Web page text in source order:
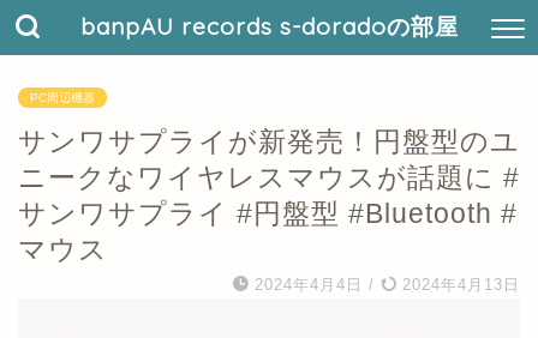
banpAU records s-doradoの部屋
PC周辺機器
サンワサプライが新発売！円盤型のユ
ニークなワイヤレスマウスが話題に #
サンワサプライ #円盤型 #Bluetooth #
マウス
2024年4月4日 / 2024年4月13日